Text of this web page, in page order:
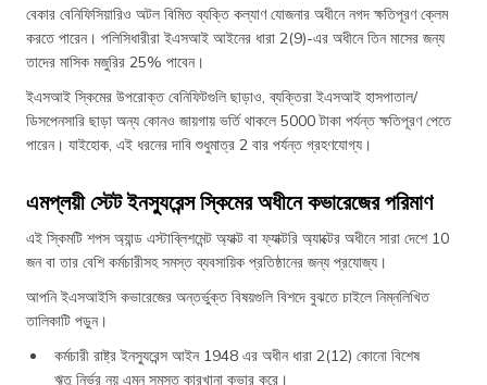
বেকার বেনিফিসিয়ারিও অটল বিমিত ব্যক্তি কল্যাণ যোজনার অধীনে নগদ ক্ষতিপূরণ ক্লেম
করতে পারেন। পলিসিধারীরা ইএসআই আইনের ধারা 2(9)-এর অধীনে তিন মাসের জন্য
তাদের মাসিক মজুরির 25% পাবেন।
ইএসআই স্কিমের উপরোক্ত বেনিফিটগুলি ছাড়াও, ব্যক্তিরা ইএসআই হাসপাতাল/
ডিসপেনসারি ছাড়া অন্য কোনও জায়গায় ভর্তি থাকলে 5000 টাকা পর্যন্ত ক্ষতিপূরণ পেতে
পারেন। যাইহোক, এই ধরনের দাবি শুধুমাত্র 2 বার পর্যন্ত গ্রহণযোগ্য।
এমপ্লয়ী স্টেট ইনস্যুরেন্স স্কিমের অধীনে কভারেজের পরিমাণ
এই স্কিমটি শপস অ্যান্ড এস্টাব্লিশমেন্ট অ্যাক্ট বা ফ্যাক্টরি অ্যাক্টের অধীনে সারা দেশে 10
জন বা তার বেশি কর্মচারীসহ সমস্ত ব্যবসায়িক প্রতিষ্ঠানের জন্য প্রযোজ্য।
আপনি ইএসআইসি কভারেজের অন্তর্ভুক্ত বিষয়গুলি বিশদে বুঝতে চাইলে নিম্নলিখিত
তালিকাটি পড়ুন।
কর্মচারী রাষ্ট্র ইনস্যুরেন্স আইন 1948 এর অধীন ধারা 2(12) কোনো বিশেষ
ঋতু নির্ভর নয় এমন সমস্ত কারখানা কভার করে।